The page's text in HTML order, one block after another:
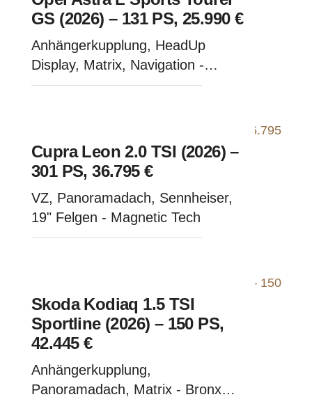
GS (2026) – 131 PS, 25.990 €
Anhängerkupplung, HeadUp
Display, Matrix, Navigation -
Kristall Silber Metallic
Cupra Leon 2.0 TSI (2026) –
301 PS, 36.795 €
VZ, Panoramadach, Sennheiser,
19" Felgen - Magnetic Tech
Skoda Kodiaq 1.5 TSI
Sportline (2026) – 150 PS,
42.445 €
Anhängerkupplung,
Panoramadach, Matrix - Bronx